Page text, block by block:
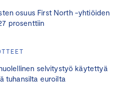
osuus First North -yhtiöiden
prosenttiin
selvitystyö käytettyä
tuhansilta euroilta